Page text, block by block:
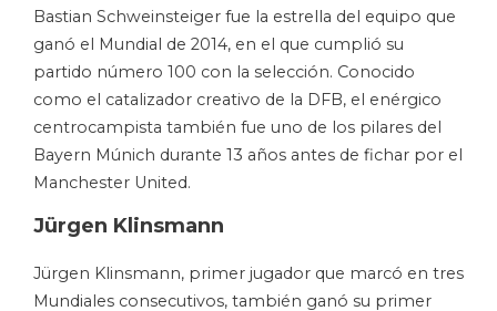
Bastian Schweinsteiger fue la estrella del equipo que
ganó el Mundial de 2014, en el que cumplió su
partido número 100 con la selección. Conocido
como el catalizador creativo de la DFB, el enérgico
centrocampista también fue uno de los pilares del
Bayern Múnich durante 13 años antes de fichar por el
Manchester United.
Jürgen Klinsmann
Jürgen Klinsmann, primer jugador que marcó en tres
Mundiales consecutivos, también ganó su primer